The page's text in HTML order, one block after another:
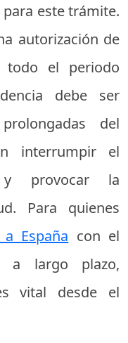
este trámite.
autorización de
todo el periodo
debe ser
del
interrumpir el
provocar la
Para quienes
España con el
a largo plazo,
vital desde el